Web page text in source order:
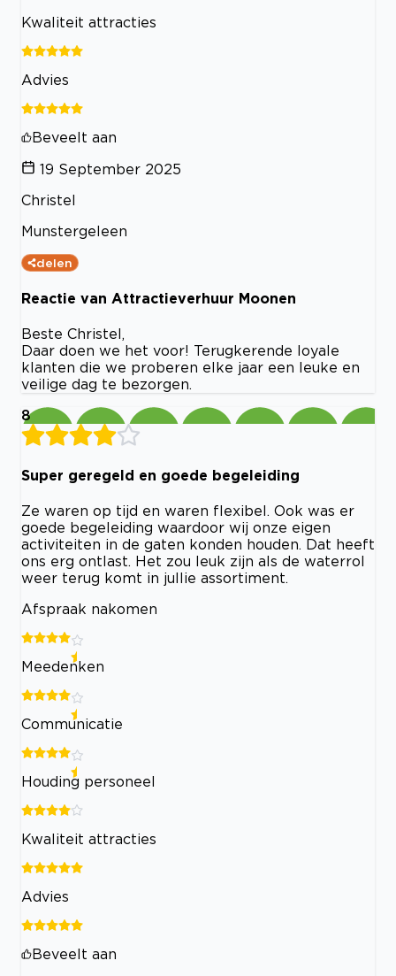
Kwaliteit attracties
Advies
Beveelt aan
19 September 2025
Christel
Munstergeleen
delen
Reactie van Attractieverhuur Moonen
Beste Christel,
Daar doen we het voor! Terugkerende loyale
klanten die we proberen elke jaar een leuke en
veilige dag te bezorgen.
8
Super geregeld en goede begeleiding
Ze waren op tijd en waren flexibel. Ook was er
goede begeleiding waardoor wij onze eigen
activiteiten in de gaten konden houden. Dat heeft
ons erg ontlast. Het zou leuk zijn als de waterrol
weer terug komt in jullie assortiment.
Afspraak nakomen
Meedenken
Communicatie
Houding personeel
Kwaliteit attracties
Advies
Beveelt aan